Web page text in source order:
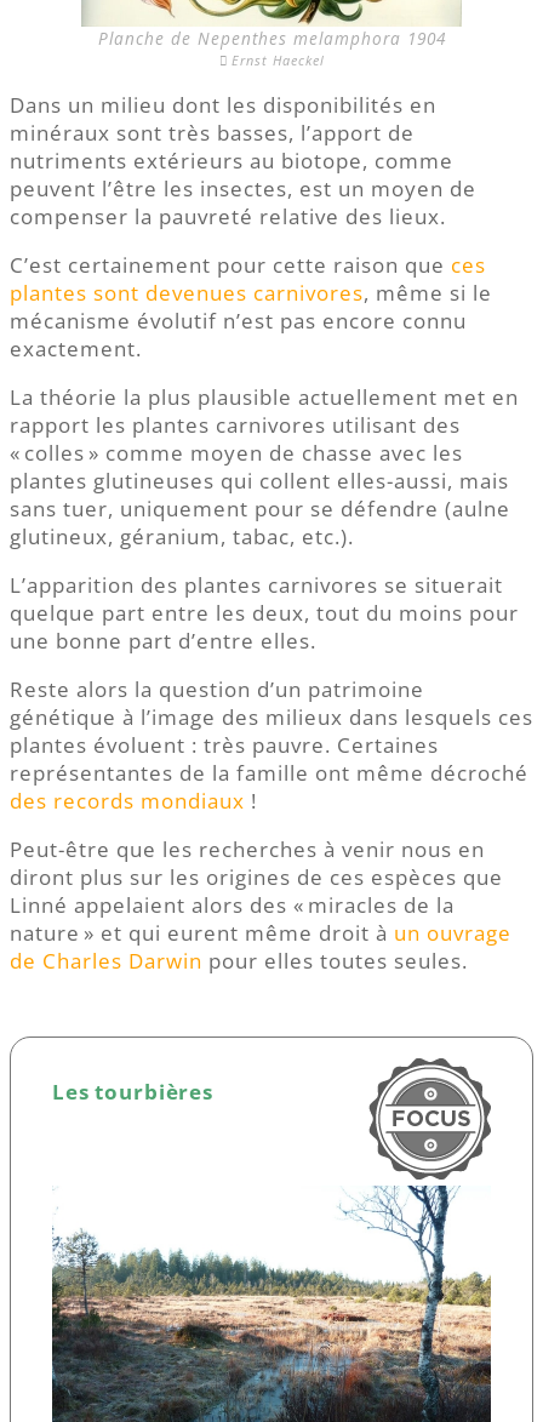
Planche de Nepenthes melamphora 1904
Ernst Haeckel
Dans un milieu dont les disponibilités en
minéraux sont très basses, l’apport de
nutriments extérieurs au biotope, comme
peuvent l’être les insectes, est un moyen de
compenser la pauvreté relative des lieux.
C’est certainement pour cette raison que ces
plantes sont devenues carnivores, même si le
mécanisme évolutif n’est pas encore connu
exactement.
La théorie la plus plausible actuellement met en
rapport les plantes carnivores utilisant des
« colles » comme moyen de chasse avec les
plantes glutineuses qui collent elles-aussi, mais
sans tuer, uniquement pour se défendre (aulne
glutineux, géranium, tabac, etc.).
L’apparition des plantes carnivores se situerait
quelque part entre les deux, tout du moins pour
une bonne part d’entre elles.
Reste alors la question d’un patrimoine
génétique à l’image des milieux dans lesquels ces
plantes évoluent : très pauvre. Certaines
représentantes de la famille ont même décroché
des records mondiaux !
Peut-être que les recherches à venir nous en
diront plus sur les origines de ces espèces que
Linné appelaient alors des « miracles de la
nature » et qui eurent même droit à un ouvrage
de Charles Darwin pour elles toutes seules.
Les tourbières